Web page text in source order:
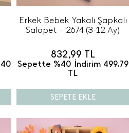
Erkek Bebek Yakalı Şapkalı
Salopet - 2674 (3-12 Ay)
832,99 TL
Sepette %40 İndirim 499,79
TL
SEPETE EKLE